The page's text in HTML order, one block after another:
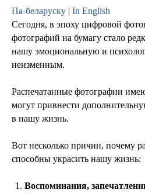
Па-беларуску | In English
Сегодня, в эпоху цифровой
фотографий на бумагу стало
нашу эмоциональную и
неизменным.
Распечатанные фотографии
могут привнести
в нашу жизнь.
Вот несколько причин, почему
способны украсить нашу жизнь:
Воспоминания,